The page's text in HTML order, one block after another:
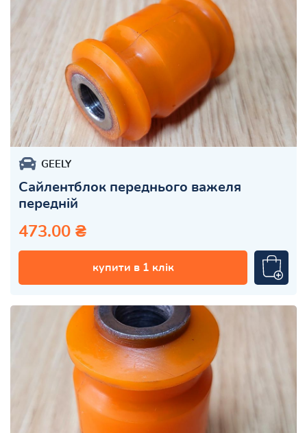
GEELY
Сайлентблок переднього важеля
передній
473.00 ₴
купити в 1 клік